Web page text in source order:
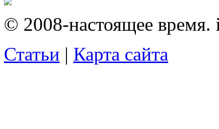
© 2008-настоящее время.
Статьи | Карта сайта